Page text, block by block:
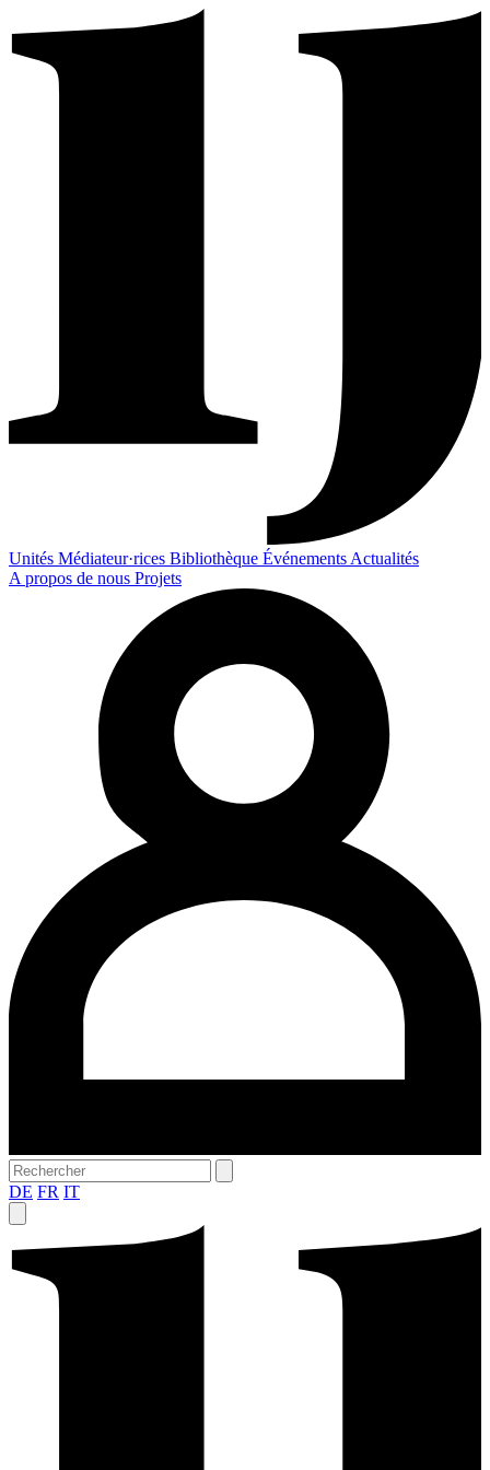
Unités Médiateur·rices Bibliothèque Événements Actualités
A propos de nous Projets
DE FR IT